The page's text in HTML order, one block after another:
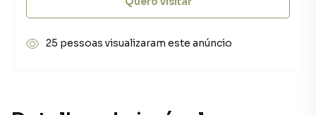
25 pessoas visualizaram este anúncio